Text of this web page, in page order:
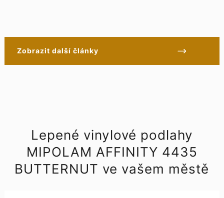
Zobrazit další články
Lepené vinylové podlahy
MIPOLAM AFFINITY 4435
BUTTERNUT ve vašem městě